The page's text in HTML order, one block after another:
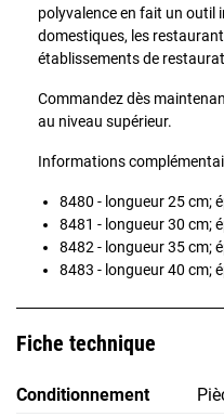
polyvalence en fait un outil
domestiques, les
établissements de
Commandez dès
au niveau supérieur.
Informations
8480 - longueur 25 cm;
8481 - longueur 30 cm;
8482 - longueur 35 cm;
8483 - longueur 40 cm;
Fiche technique
Conditionnement